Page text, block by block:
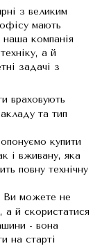
з великим
мають
наша компанія
а й
задачі з
враховують
та тип
купити
і вживану, яка
повну технічну
Ви можете не
й скористатися
- вона
на старті